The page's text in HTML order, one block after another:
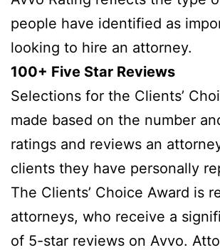
people have identified as
looking to hire an attorney.
100+ Five Star Reviews
Selections for the Clients’
made based on the number
ratings and reviews an
clients they have personally
The Clients’ Choice Award is
attorneys, who receive a
of 5-star reviews on Avvo.